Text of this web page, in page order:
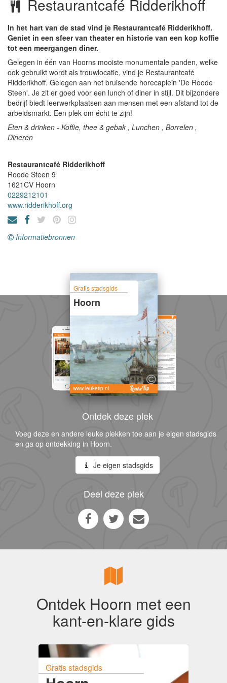
Restaurantcafé Ridderikhoff
In het hart van de stad vind je Restaurantcafé Ridderikhoff.
Geniet in een sfeer van theater en historie van een kop koffie
tot een meergangen diner.
Gelegen in één van Hoorns mooiste monumentale panden, welke
ook gebruikt wordt als trouwlocatie, vind je Restaurantcafé
Ridderikhoff. Gelegen aan het bruisende horecaplein 'De Roode
Steen'. Je zit er goed voor een lunch of diner in stijl. Dit bijzondere
bedrijf biedt leerwerkplaatsen aan mensen met een afstand tot de
arbeidsmarkt. Een plek om écht te zijn!
Eten & drinken - Koffie, thee & gebak , Lunchen , Borrelen ,
Dineren
Restaurantcafé Ridderikhoff
Roode Steen 9
1621CV Hoorn
0229212101
www.ridderikhoff.org
Informatiebronnen
Gratis stadsgids
Hoorn
www.leuketip.nl
Ontdek deze plek
Voeg deze en andere leuke plekken toe aan je eigen stadsgids
en ga op ontdekking in Hoorn.
Je eigen stadsgids
Deel deze plek
Ontdek Hoorn met een
kant-en-klare gids
Gratis stadsgids